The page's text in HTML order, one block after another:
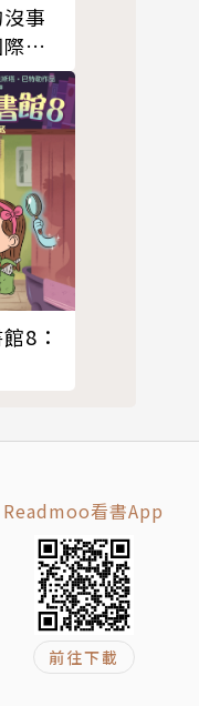
事
安
主
德
之
8：
Readmoo看書App
前往下載